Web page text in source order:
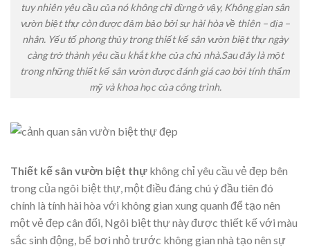
tuy nhiên yêu cầu của nó không chỉ dừng ở vậy, Không gian sân
vườn biệt thự còn được đảm bảo bởi sự hài hòa về thiên – địa –
nhân. Yếu tố phong thủy trong thiết kế sân vườn biệt thự ngày
càng trở thành yêu cầu khắt khe của chủ nhà.Sau đây là một
trong những thiết kế sân vườn được đánh giá cao bởi tính thẩm
mỹ và khoa học của công trình.
Thiết kế sân vườn biệt thự không chỉ yêu cầu vẻ đẹp bên
trong của ngôi biệt thự, một điều đáng chú ý đầu tiên đó
chính là tính hài hòa với không gian xung quanh để tạo nên
một vẻ đẹp cân đối, Ngôi biệt thự này được thiết kế với màu
sắc sinh động, bể bơi nhỏ trước không gian nhà tạo nên sự